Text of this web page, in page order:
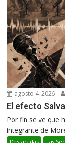
agosto 4, 2026
El efecto
Por fin se ve que
integrante de
Destacadas Las